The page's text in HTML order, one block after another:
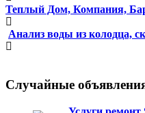
Теплый Дом, Компания,
Анализ воды из колодца,
Случайные